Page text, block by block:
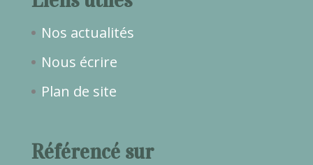
Nos actualités
Nous écrire
Plan de site
Référencé sur